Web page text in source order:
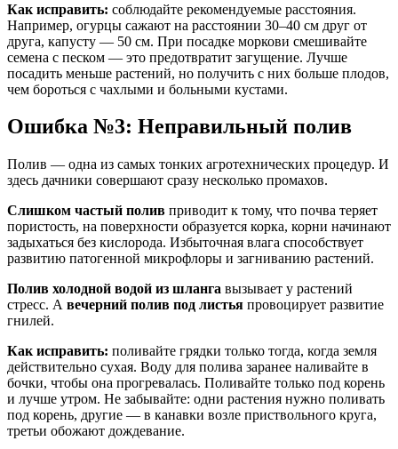
Как исправить: соблюдайте рекомендуемые расстояния.
Например, огурцы сажают на расстоянии 30–40 см друг от
друга, капусту — 50 см. При посадке моркови смешивайте
семена с песком — это предотвратит загущение. Лучше
посадить меньше растений, но получить с них больше плодов,
чем бороться с чахлыми и больными кустами.
Ошибка №3: Неправильный полив
Полив — одна из самых тонких агротехнических процедур. И
здесь дачники совершают сразу несколько промахов.
Слишком частый полив приводит к тому, что почва теряет
пористость, на поверхности образуется корка, корни начинают
задыхаться без кислорода. Избыточная влага способствует
развитию патогенной микрофлоры и загниванию растений.
Полив холодной водой из шланга вызывает у растений
стресс. А вечерний полив под листья провоцирует развитие
гнилей.
Как исправить: поливайте грядки только тогда, когда земля
действительно сухая. Воду для полива заранее наливайте в
бочки, чтобы она прогревалась. Поливайте только под корень
и лучше утром. Не забывайте: одни растения нужно поливать
под корень, другие — в канавки возле приствольного круга,
третьи обожают дождевание.